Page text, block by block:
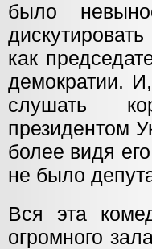
было
как
демократии.
слушать
президентом
более видя
не было
Вся эта
огромного